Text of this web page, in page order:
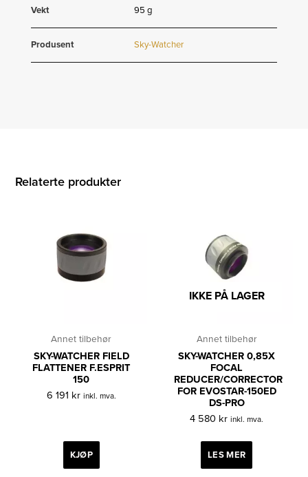
Vekt 95 g
Produsent Sky-Watcher
Relaterte produkter
Annet tilbehør
SKY-WATCHER FIELD
FLATTENER F.ESPRIT
150
6 191 kr inkl. mva.
KJØP
IKKE PÅ LAGER
Annet tilbehør
SKY-WATCHER 0,85X
FOCAL
REDUCER/CORRECTOR
FOR EVOSTAR-150ED
DS-PRO
4 580 kr inkl. mva.
LES MER